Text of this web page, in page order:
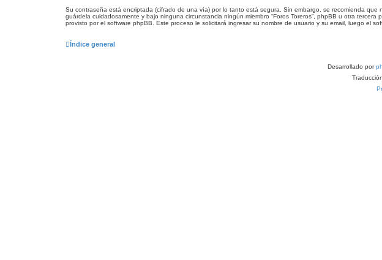
Su contraseña está encriptada (cifrado de una vía) por lo tanto está segura. Sin embargo, se recomienda
guárdela cuidadosamente y bajo ninguna circunstancia ningún miembro “Foros Toreros”, phpBB u otra
provisto por el software phpBB. Este proceso le solicitará ingresar su nombre de usuario y su email, luego el
Índice general
Desarrollado por